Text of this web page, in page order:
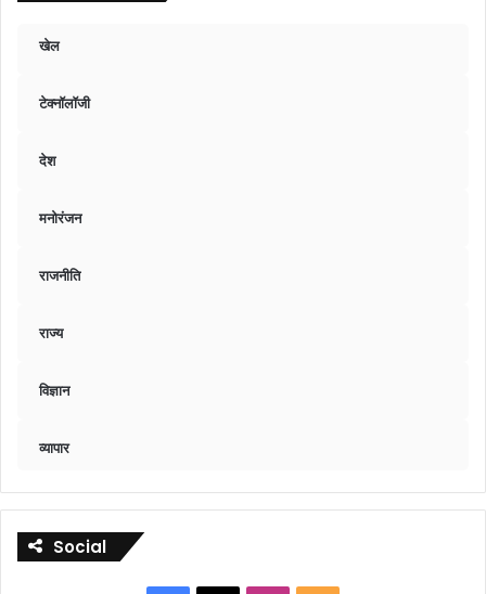
खेल
टेक्नॉलॉजी
देश
मनोरंजन
राजनीति
राज्य
विज्ञान
व्यापार
Social